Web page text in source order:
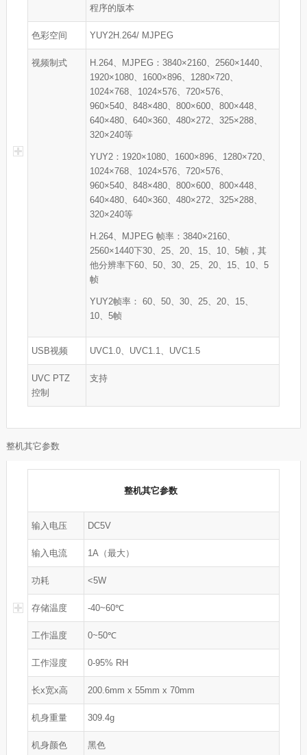
程序的版本
色彩空间 YUY2H.264/ MJPEG
视频制式
H.264、MJPEG：3840×2160、2560×1440、
1920×1080、1600×896、1280×720、
1024×768、1024×576、720×576、
960×540、848×480、800×600、800×448、
640×480、640×360、480×272、325×288、
320×240等
YUY2：1920×1080、1600×896、1280×720、
1024×768、1024×576、720×576、
960×540、848×480、800×600、800×448、
640×480、640×360、480×272、325×288、
320×240等
H.264、MJPEG 帧率：3840×2160、
2560×1440下30、25、20、15、10、5帧，其
他分辨率下60、50、30、25、20、15、10、5
帧
YUY2帧率： 60、50、30、25、20、15、
10、5帧
USB视频 UVC1.0、UVC1.1、UVC1.5
UVC PTZ
控制
支持
整机其它参数
整机其它参数
输入电压 DC5V
输入电流 1A（最大）
功耗 <5W
存储温度 -40~60℃
工作温度 0~50℃
工作湿度 0-95% RH
长x宽x高 200.6mm x 55mm x 70mm
机身重量 309.4g
机身颜色 黑色